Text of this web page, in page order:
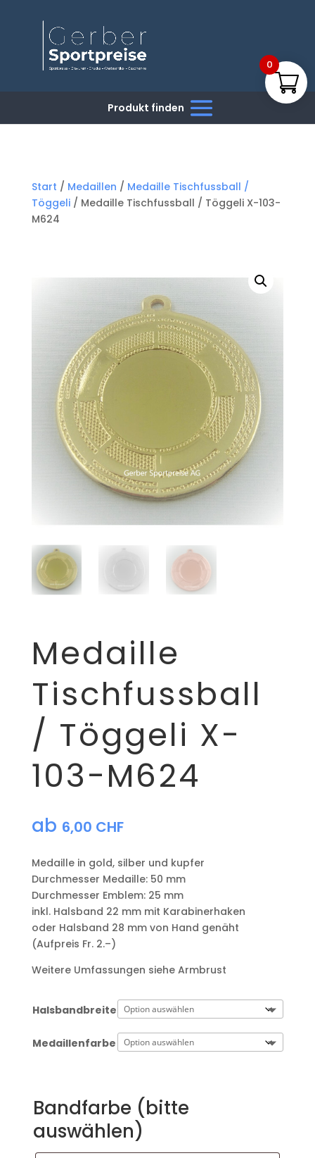
Start / Medaillen / Medaille Tischfussball /
Töggeli/ Medaille Tischfussball / Töggeli X-103-
M624
Medaille
Tischfussball
/ Töggeli X-
103-M624
ab 6,00 CHF
Medaille in gold, silber und kupfer
​Durchmesser Medaille: 50 mm
Durchmesser Emblem: 25 mm
​inkl. Halsband 22 mm mit Karabinerhaken
oder Halsband 28 mm von Hand genäht
(Aufpreis Fr. 2.–)
Weitere Umfassungen siehe Armbrust
Halsbandbreite
Medaillenfarbe
Bandfarbe (bitte
auswählen)
0